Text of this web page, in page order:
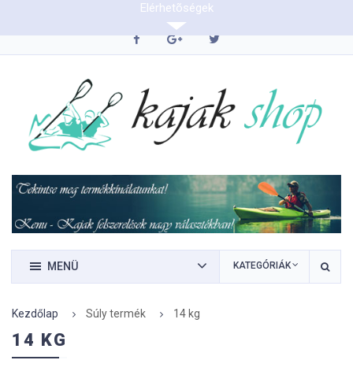
0620/9423290
MENÜ KATEGÓRIÁK
Kezdőlap Súly termék 14 kg
14 KG
Elérhetõségek